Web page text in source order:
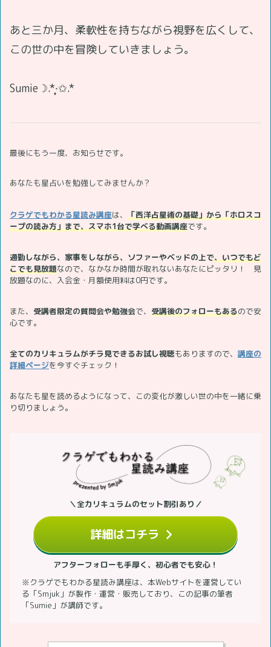
あと三か月、柔軟性を持ちながら視野を広くして、
この世の中を冒険していきましょう。
Sumie☽.*·̩͙✩.*
最後にもう一度、お知らせです。
あなたも星占いを勉強してみませんか？
クラゲでもわかる星読み講座は、 「西洋占星術の基礎」から「ホロスコ
ープの読み方」まで、スマホ1台で学べる動画講座です。
通勤しながら、家事をしながら、ソファーやベッドの上で、いつでもど
こでも見放題なので、なかなか時間が取れないあなたにピッタリ！ 見
放題なのに、入会金・月額使用料は0円です。
また、 受講者限定の質問会や勉強会で、 受講後のフォローもあるので安
心です。
全てのカリキュラムがチラ見できるお試し視聴もありますので、 講座の
詳細ページを今すぐチェック！
あなたも星を読めるようになって、この変化が激しい世の中を一緒に乗
り切りましょう。
＼全カリキュラムのセット割引あり／
詳細はコチラ
アフターフォローも手厚く、初心者でも安心！
※クラゲでもわかる星読み講座は、本Webサイトを運営してい
る「Smjuk」が製作・運営・販売しており、この記事の筆者
「Sumie」が講師です。